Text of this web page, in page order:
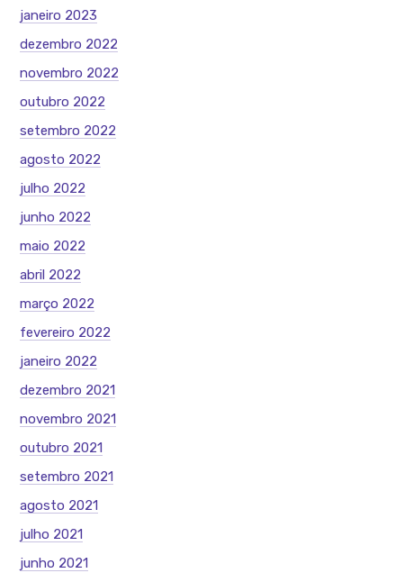
janeiro 2023
dezembro 2022
novembro 2022
outubro 2022
setembro 2022
agosto 2022
julho 2022
junho 2022
maio 2022
abril 2022
março 2022
fevereiro 2022
janeiro 2022
dezembro 2021
novembro 2021
outubro 2021
setembro 2021
agosto 2021
julho 2021
junho 2021